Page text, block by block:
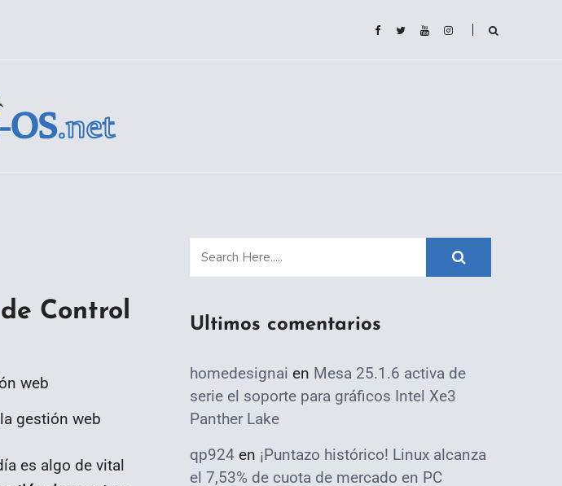
Control
gestión web
es algo de vital
Ultimos comentarios
homedesignai en Mesa 25.1.6 activa de
serie el soporte para gráficos Intel Xe3
Panther Lake
qp924 en ¡Puntazo histórico! Linux alcanza
el 7,53% de cuota de mercado en PC